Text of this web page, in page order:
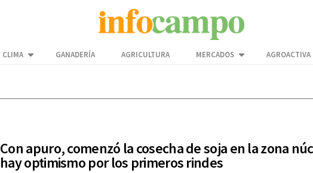
CLIMA GANADERÍA AGRICULTURA MERCADOS AGROACTIVA
Con apuro, comenzó la cosecha de soja en la zona
hay optimismo por los primeros rindes